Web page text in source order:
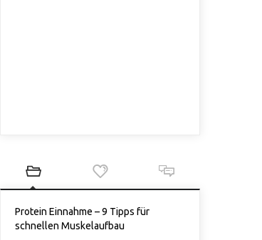
Protein Einnahme – 9 Tipps für
schnellen Muskelaufbau